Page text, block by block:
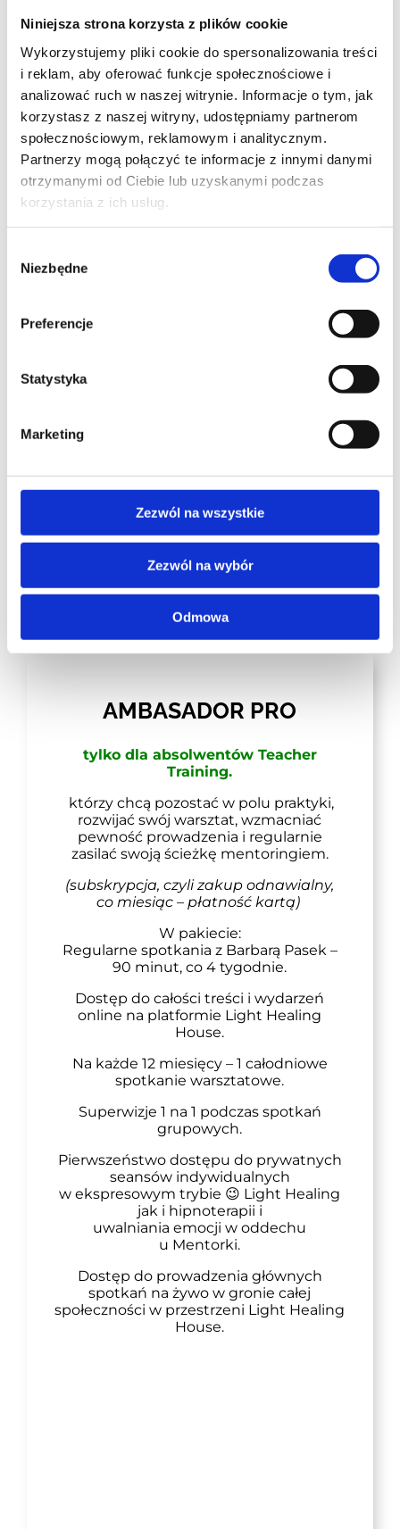
Niniejsza strona korzysta z plików cookie
Wykorzystujemy pliki cookie do spersonalizowania treści
i reklam, aby oferować funkcje społecznościowe i
analizować ruch w naszej witrynie. Informacje o tym, jak
korzystasz z naszej witryny, udostępniamy partnerom
społecznościowym, reklamowym i analitycznym.
Partnerzy mogą połączyć te informacje z innymi danymi
otrzymanymi od Ciebie lub uzyskanymi podczas
korzystania z ich usług.
zgody
Niezbędne
Preferencje
Statystyka
Marketing
Zezwól na wszystkie
Zezwól na wybór
Odmowa
cena, w której kupujesznigdy nie wzrośnie,
jak znacznie podniesie się dla nowych
użytkowników.
Podane ceny są stawkami brutto, zawierają 23%
VAT – każdorazowo otrzymasz paragon / fakturę
Chcę dołączyć
AMBASADOR PRO
tylko dla absolwentów Teacher
Training.
którzy chcą pozostać w polu praktyki,
rozwijać swój warsztat, wzmacniać
pewność prowadzenia i regularnie
zasilać swoją ścieżkę mentoringiem.
(subskrypcja, czyli zakup odnawialny,
co miesiąc – płatność kartą)
W pakiecie:
Regularne spotkania z Barbarą Pasek –
90 minut, co 4 tygodnie.
Dostęp do całości treści i wydarzeń
online na platformie Light Healing
House.
Na każde 12 miesięcy – 1 całodniowe
spotkanie warsztatowe.
Superwizje 1 na 1 podczas spotkań
grupowych.
Pierwszeństwo dostępu do prywatnych
seansów indywidualnych
w ekspresowym trybie 😉 Light Healing
jak i hipnoterapii i
uwalniania emocji w oddechu
u Mentorki.
Dostęp do prowadzenia głównych
spotkań na żywo w gronie całej
społeczności w przestrzeni Light Healing
House.